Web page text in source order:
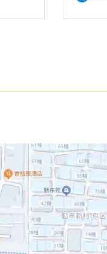
在
宅
事
工
关